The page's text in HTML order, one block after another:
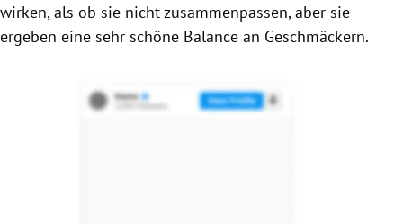
wirken, als ob sie nicht zusammenpassen, aber sie
ergeben eine sehr schöne Balance an Geschmäckern.